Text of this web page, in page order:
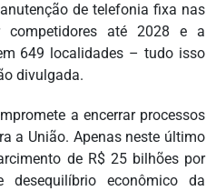
de telefonia fixa nas
competidores até 2028 e a
649 localidades – tudo isso
divulgada.
a encerrar processos
a União. Apenas neste último
de R$ 25 bilhões por
econômico da